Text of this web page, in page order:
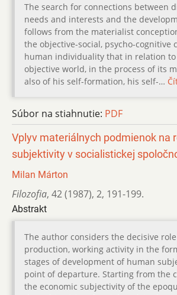
The search for connections between
needs and interests and the
follows from the materialist
the objective-social, psycho-cognitive
human individuality that in relation
objective world, in the process of its
also of his self-formation, his self-…
Súbor na stiahnutie: PDF
Vplyv materiálnych podmienok na
subjektivity v socialistickej
Milan Márton
Filozofia, 42 (1987), 2, 191-199.
Abstrakt
The author considers the decisive
production, working activity in the
stages of development of human
point of departure. Starting from the
the economic subjectivity of the